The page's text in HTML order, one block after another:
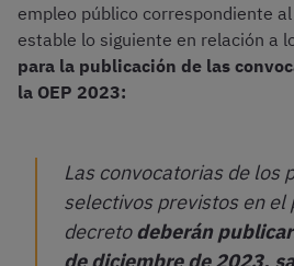
empleo público correspondiente
estable lo siguiente en relación a
para la publicación de las
la OEP 2023:
Las convocatorias de los
selectivos previstos en el
decretodeberán